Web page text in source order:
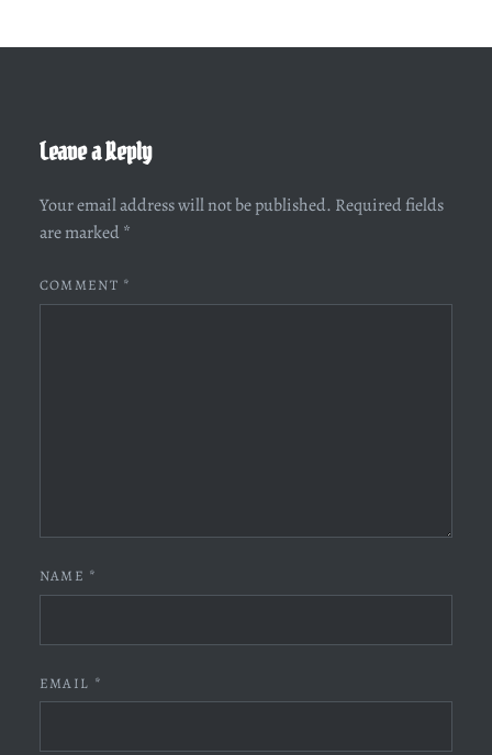
Leave a Reply
Your email address will not be published. Required fields
are marked *
COMMENT *
NAME *
EMAIL *